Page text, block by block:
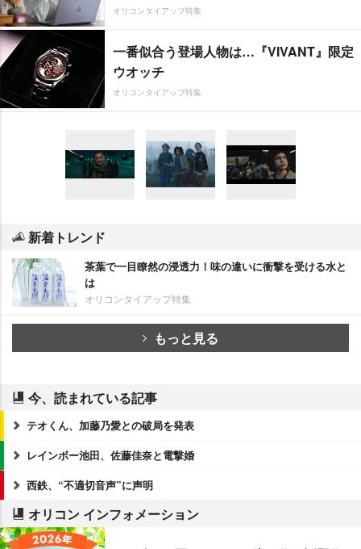
オリコンタイアップ特集
一番似合う登場人物は…『VIVANT』限定
ウオッチ
オリコンタイアップ特集
新着トレンド
茶葉で一目瞭然の浸透力！味の違いに衝撃を受ける水と
は
オリコンタイアップ特集
もっと見る
今、読まれている記事
テオくん、加藤乃愛との破局を発表
レインボー池田、佐藤佳奈と電撃婚
西鉄、“不適切音声”に声明
オリコン インフォメーション